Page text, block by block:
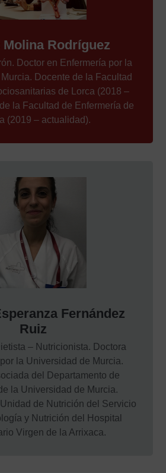
Rodríguez
Doctor en Enfermería por la
Docente de la Facultad
de Lorca (2018 –
la Facultad de Enfermería de
(2019 – actualidad).
Fernández
Ruiz
– Nutricionista. Doctora
la Universidad de Murcia.
del Departamento de
la Universidad de Murcia.
de Nutrición del Servicio
y Nutrición del Hospital
Virgen de la Arrixaca.